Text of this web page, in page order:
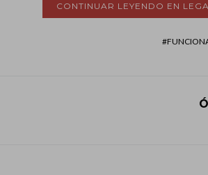
CONTINUAR LEYENDO EN